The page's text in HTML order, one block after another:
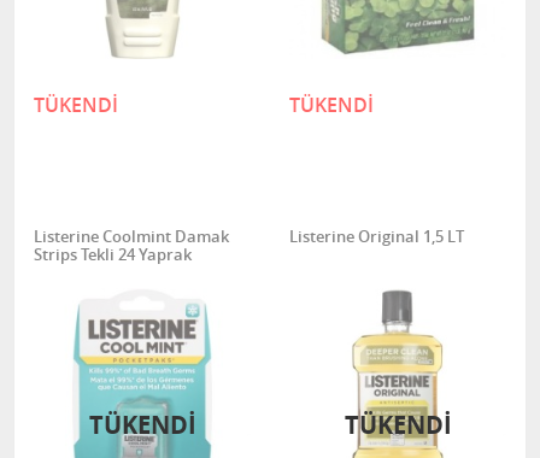
TÜKENDİ TÜKENDİ
Listerine Coolmint Damak
Strips Tekli 24 Yaprak
TÜKENDİ
Listerine Original 1,5 LT
TÜKENDİ